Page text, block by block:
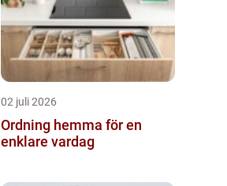
02 juli 2026
Ordning hemma för en
enklare vardag